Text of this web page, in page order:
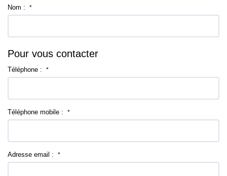
Nom : *
Pour vous contacter
Téléphone : *
Téléphone mobile : *
Adresse email : *